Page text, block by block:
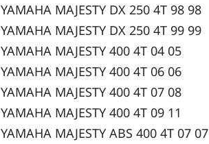
YAMAHA MAJESTY DX 250 4T 98 98
YAMAHA MAJESTY DX 250 4T 99 99
YAMAHA MAJESTY 400 4T 04 05
YAMAHA MAJESTY 400 4T 06 06
YAMAHA MAJESTY 400 4T 07 08
YAMAHA MAJESTY 400 4T 09 11
YAMAHA MAJESTY ABS 400 4T 07 07